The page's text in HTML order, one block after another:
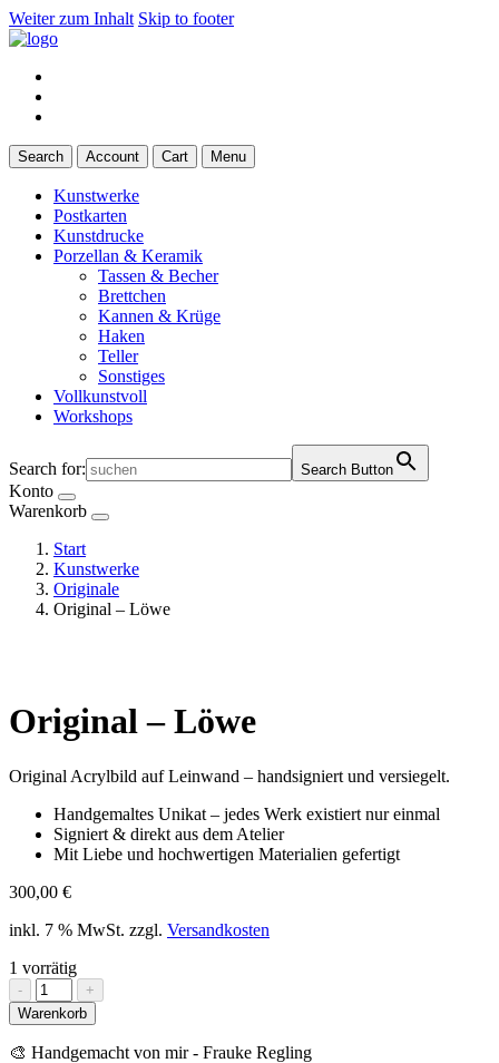
Weiter zum Inhalt Skip to footer
Search Account Cart Menu
Kunstwerke
Postkarten
Kunstdrucke
Porzellan & Keramik
Tassen & Becher
Brettchen
Kannen & Krüge
Haken
Teller
Sonstiges
Vollkunstvoll
Workshops
Search for: Search Button
Konto
Warenkorb
Start
Kunstwerke
Originale
Original – Löwe
Original – Löwe
Original Acrylbild auf Leinwand – handsigniert und versiegelt.
Handgemaltes Unikat – jedes Werk existiert nur einmal
Signiert & direkt aus dem Atelier
Mit Liebe und hochwertigen Materialien gefertigt
300,00 €
inkl. 7 % MwSt. zzgl. Versandkosten
1 vorrätig
-
Original
-
Löwe
Menge
+
Warenkorb
🎨 Handgemacht von mir - Frauke Regling